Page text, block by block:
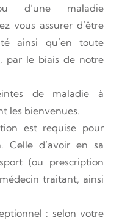
d’une maladie
vous assurer d’être
ainsi qu’en toute
par le biais de notre
de maladie à
les bienvenues.
est requise pour
Celle d’avoir en sa
(ou prescription
traitant, ainsi
: selon votre